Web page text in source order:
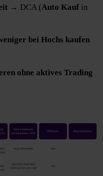
→ DCA (Auto Kaufin
bei Hochs kaufen
ohne aktives Trading